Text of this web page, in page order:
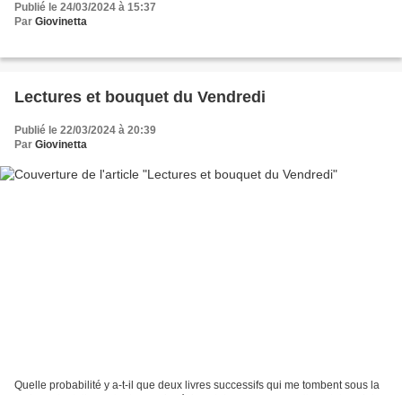
Publié le 24/03/2024 à 15:37
Par Giovinetta
Lectures et bouquet du Vendredi
Publié le 22/03/2024 à 20:39
Par Giovinetta
Quelle probabilité y a-t-il que deux livres successifs qui me tombent sous la